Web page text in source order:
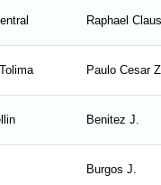
G
_
p
d
a
t
a
e
s
Raphael Claus
Paulo Cesar
Benitez J.
Burgos J.